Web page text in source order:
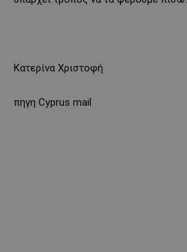
Κατερίνα Χριστοφή
πηγη Cyprus mail